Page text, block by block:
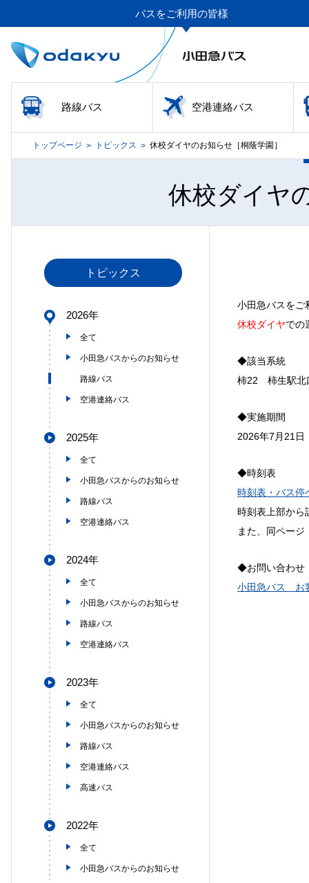
バスをご利用の皆様
路線バス 空港連絡バス
トップページ > トピックス > 休校ダイヤのお知らせ［桐蔭学園］
休校ダイヤ
小田急バスをご
休校ダイヤでの
◆該当系統
柿22 柿生駅北
◆実施期間
2026年7 月21日
◆時刻表
時刻表・バス停
時刻表上部から
また、同ペー
◆お問い合わせ
小田急バス お
トピックス
2026年
全て
小田急バスからのお知らせ
路線バス
空港連絡バス
2025年
全て
小田急バスからのお知らせ
路線バス
空港連絡バス
2024年
全て
小田急バスからのお知らせ
路線バス
空港連絡バス
2023年
全て
小田急バスからのお知らせ
路線バス
空港連絡バス
高速バス
2022年
全て
小田急バスからのお知らせ